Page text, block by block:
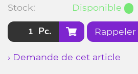
Stock: Disponible
Pc. Rappeler
› Demande de cet article